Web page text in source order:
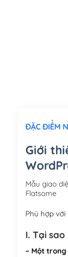
ĐẶC ĐIỂM
Giới
Mẫu giao
Flatsome
Phù hợp với
I. Tại
– Một trong